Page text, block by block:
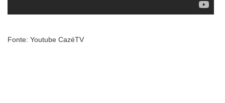
Fonte: Youtube CazéTV